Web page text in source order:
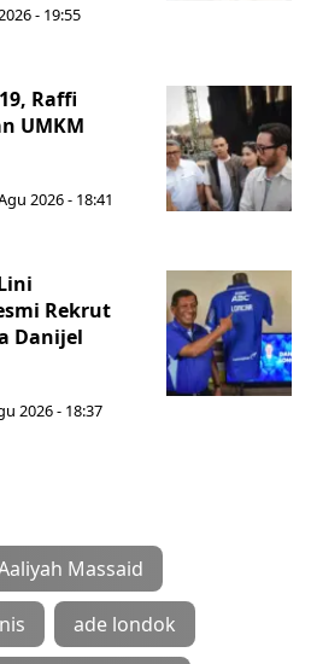
- 19:55
Raffi
UMKM
2026 - 18:41
Rekrut
Danijel
2026 - 18:37
Massaid
ade londok